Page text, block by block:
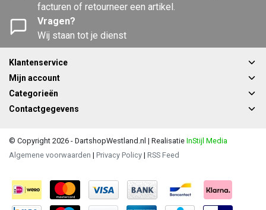
facturen of retourneer een artikel.
Vragen?
Wij staan tot je dienst
Klantenservice
Mijn account
Categorieën
Contactgegevens
© Copyright 2026 - DartshopWestland.nl | Realisatie InStijl Media
Algemene voorwaarden | Privacy Policy | RSS Feed